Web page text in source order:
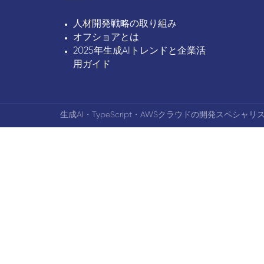
人材開発戦略の取り組み
オフショアとは
2025年生成AIトレンドと企業活
用ガイド
生成AI・TypeScript・AWSクラウドの開発スペシャリ